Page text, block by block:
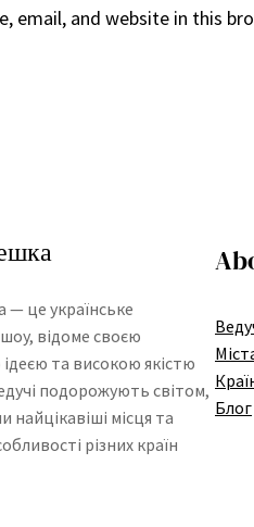
email, and website in this
— це українське
шоу, відоме своєю
та високою якістю
подорожують світом,
найцікавіші місця та
різних країн
Блог